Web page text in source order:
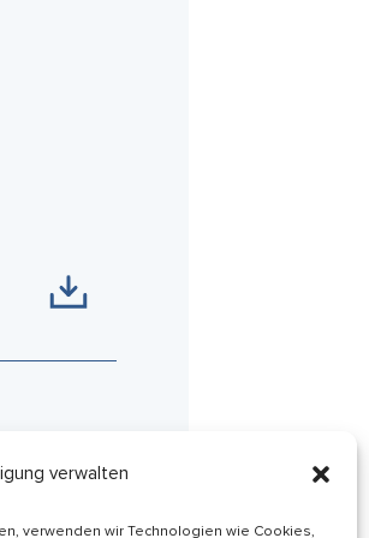
verwalten
verwenden wir Technologien wie Cookies,